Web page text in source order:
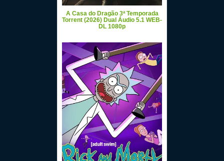
A Casa do Dragão 3ª Temporada
Torrent (2026) Dual Áudio 5.1 WEB-
DL 1080p